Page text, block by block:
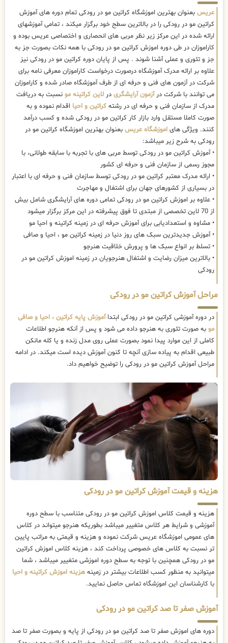
عریس بعنوان بهترین اموزشگاه کراتین مو در رودکی تمام دوره های آموزش
کراتین مو در رودکی را در بالاترین سطح خود برگزار میکند ، تمامی آموزشهای
ارائه شده در این مرکز زیر نظر مربی های انحصاری و اختصاصی عریس بوده و
کاراموزان در طی دوره اموزش کراتین مو در رودکی با همه نکات بصورت جز به
جز و تئوری و عملی آشنا شوند . پس از پایان دوره کراتین مو در رودکی نیز
علاوه بر ارائه مدرک آموزشگاه درصورت درخواست کاراموزان معرفی نامه برای
شرکت در آزمون های فنی و حرفه ای از طرف آموزشگاه صادر شده و کاراموزان
می توانند با شرکت درآزمون آرایشگری در لاین کراتینه مو نسبت به دریافت
مدرک از سازمان فنی و حرفه ای در رشته کراتین و احیا اقدام نموده و به
صورت کاملا مستقل وارد بازار کار کراتین مو در رودکی شده و کسب درآمد
کنند. ویژگی های اموزشگاه عریس بعنوان بهترین اموزشگاه کراتین مو در
رودکی به شرح زیر میباشد:
• آموزش کراتین مو در رودکی توسط مربی های با تجربه با سابقه طولانی، با
مجوز رسمی از سازمان فنی و حرفه ای کشور
• ارائه مدرک معتبر کراتین مو در رودکی توسط سازمان فنی و حرفه ای با اعتبار
در بسیاری از کشورهای جهان برای اشتغال و مهاجرت
• علاوه بر اموزش کراتین مو در رودکی تمامی دوره های آرایشگری شامل بیش
از 70 لاین تخصصی از مبتدی تا فوق پیشرفته در این مرکز برگزار میشود
• مشاوه و استعدادیابی برای آموزش حرفه ای در زمینه کراتینه و احیا مو
• آموزش جدیدترین سبک های روز دنیا در زمینه کراتین مو ، احیا و صافی
• تسلط بر انواع سبک ها و پرورش خلاقیت هنرجو
• بالاترین میزان رضایت و اشتغال هنرجویان در زمینه اموزش کراتین مو در
رودکی
مراحل آموزش کراتین مو در رودکی
در دوره آموزشی کراتین مو در رودکی ابتداآموزش پایه کراتین ، احیا و صافی
مو به صورت تئوری به هنرجو داده می شود و پس از آنکه هنرجو اطلاعات
کاملی از این موارد پیدا نمود بصورت عملی روی مدل زنده و یا کله مانکن
طبیعی اقدام به پیاده سازی آنچه تا کنون آموزش دیده است میکند. در ادامه
مراحل آموزش کراتین مو در رودکی را توضیح خواهیم داد.
هزینه و قیمت آموزش کراتین مو در رودکی
هزینه و قیمت کلاس اموزش کراتین مو در رودکی متناسب با سطح دوره
آموزشی و شرایط هر کلاس متغییر میباشد بطوریکه هنرجو میتواند در کلاس
های عمومی اموزشگاه عریس شرکت نموده و هزینه و قیمتی به مراتب پایین
تر نسبت به کلاس های خصوصی پرداخت کند ، هزینه کلاس اموزش کراتین
مو در رودکی همچنین با توجه به سطح دوره اموزشی متغییر میباشد ، شما
میتوانید به منظور کسب اطلاعات بیشتر در زمینه هزینه اموزش کراتینه و احیا
با کارشناسان این اموزشگاه تماس حاصل نمایید.
آموزش صفر تا صد کراتین مو در رودکی
دوره های اموزش صفر تا صد کراتین مو در رودکی از پایه و بصورت صفر تا صد